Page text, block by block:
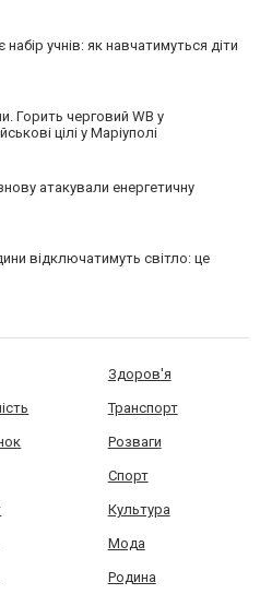
учнів: як навчатимуться діти
Горить черговий WB у
цілі у Маріуполі
атакували енергетичну
відключатимуть світло: це
Здоров'я
Транспорт
Розваги
Спорт
Культура
Мода
Родина